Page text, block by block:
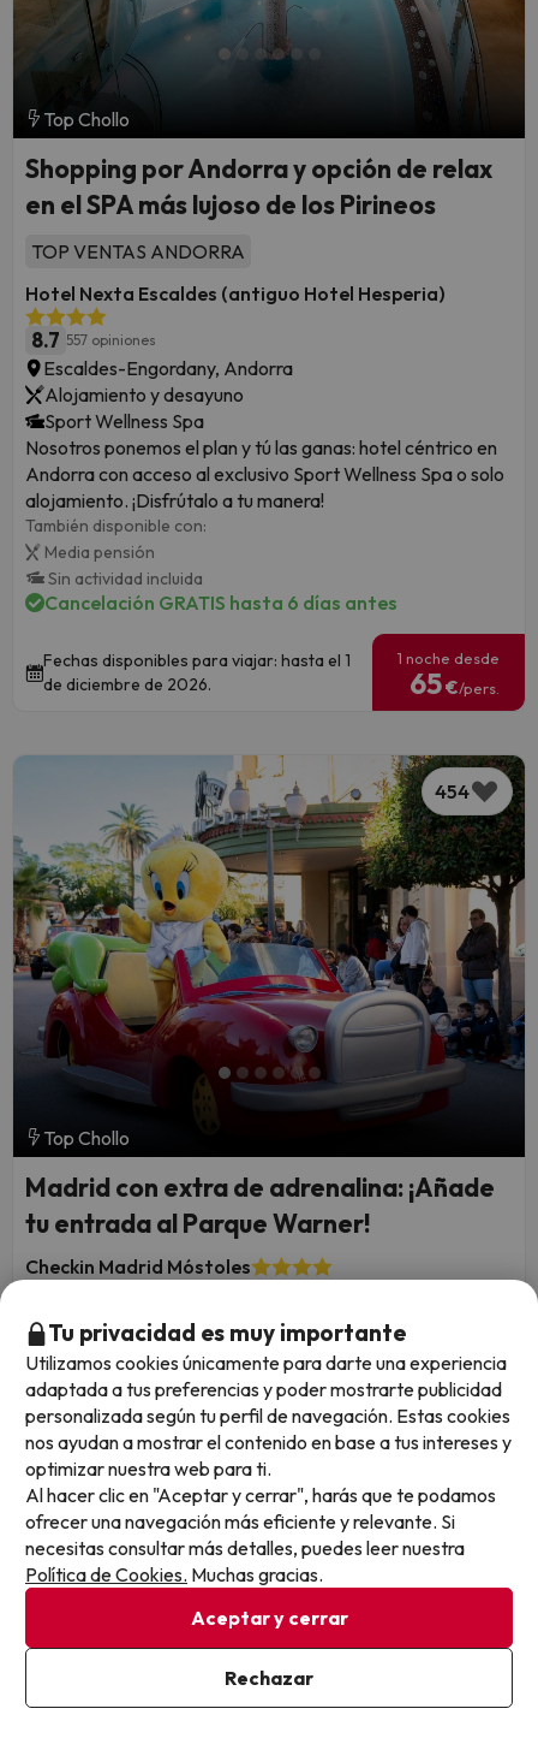
Ver en mapa
Top Chollo
Shopping por Andorra y opción de relax
en el SPA más lujoso de los Pirineos
TOP VENTAS ANDORRA
Hotel Nexta Escaldes (antiguo Hotel Hesperia)
8.7 557 opiniones
Escaldes-Engordany, Andorra
Alojamiento y desayuno
Sport Wellness Spa
Nosotros ponemos el plan y tú las ganas: hotel céntrico en
Andorra con acceso al exclusivo Sport Wellness Spa o solo
alojamiento. ¡Disfrútalo a tu manera!
También disponible con:
Media pensión
Sin actividad incluida
Cancelación GRATIS hasta 6 días antes
Fechas disponibles para viajar: hasta el 1
de diciembre de 2026.
1 noche desde
65€/pers.
454
Top Chollo
Madrid con extra de adrenalina: ¡Añade
tu entrada al Parque Warner!
Checkin Madrid Móstoles
Móstoles, Madrid
Alojamiento y desayuno
Parque Warner + Warner Beach (2 dias consecutivos)
¡Completa tu escapada! Reserva tu entrada por persona
para 2 días consecutivos inolvidables: vive la adrenalina del
Parque Warner el primer día y refréscate al máximo el
segundo en Warner Beach.
También disponible con:
Sin actividad incluida
Cancelación GRATIS hasta 4 días antes
Fechas para viajar: hasta el 22 de
Tu privacidad es muy importante
Utilizamos cookies únicamente para darte una experiencia
adaptada a tus preferencias y poder mostrarte publicidad
personalizada según tu perfil de navegación. Estas cookies
nos ayudan a mostrar el contenido en base a tus intereses y
optimizar nuestra web para ti.
Al hacer clic en "Aceptar y cerrar", harás que te podamos
ofrecer una navegación más eficiente y relevante. Si
necesitas consultar más detalles, puedes leer nuestra
Política de Cookies. Muchas gracias.
Aceptar y cerrar
Rechazar